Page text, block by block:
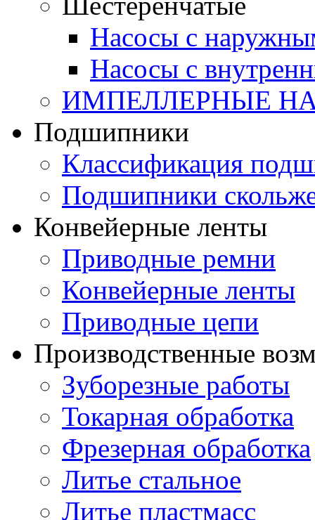
Насосы с
Насосы с
ИМПЕЛЛЕРНЫЕ
Подшипники
Классификация
Подшипники
Конвейерные ленты
Приводные ремни
Конвейерные ленты
Приводные цепи
Производственные
Зуборезные работы
Токарная обработка
Фрезерная обработка
Литье стальное
Литье пластмасс